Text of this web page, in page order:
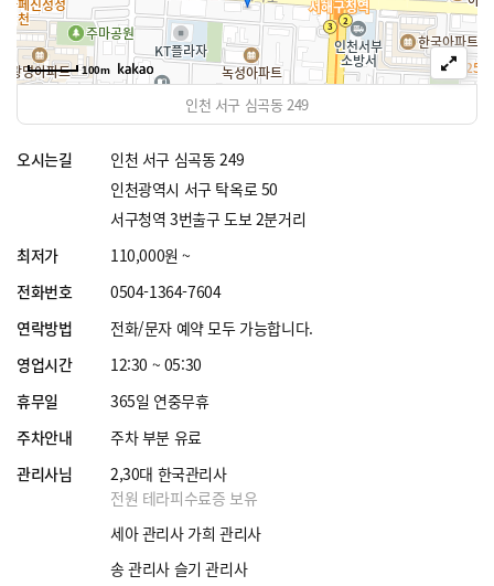
100m
인천 서구 심곡동 249
오시는길
인천 서구 심곡동 249
인천광역시 서구 탁옥로 50
서구청역 3번출구 도보 2분거리
최저가
110,000원 ~
전화번호
0504-1364-7604
연락방법
전화/문자 예약 모두 가능합니다.
영업시간
12:30 ~ 05:30
휴무일
365일 연중무휴
주차안내
주차 부분 유료
관리사님
2,30대 한국관리사
전원 테라피수료증 보유
세아 관리사 가희 관리사
송 관리사 슬기 관리사